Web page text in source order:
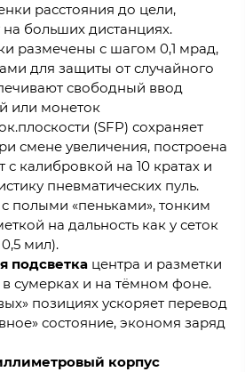
расстояния до цели,
больших дистанциях.
размечены с шагом 0,1 мрад,
для защиты от случайного
свободный ввод
или монеток
(SFP) сохраняет
смене увеличения, построена
калибровкой на 10 кратах и
пневматических пуль.
полыми «пеньками», тонким
на дальность как у сеток
мил).
подсветка центра и разметки
сумерках и на тёмном фоне.
позициях ускоряет перевод
состояние, экономя заряд
корпус